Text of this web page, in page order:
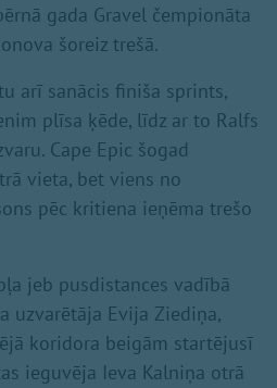
gada Gravel čempionāta
šoreiz trešā.
arī sanācis finiša sprints,
plīsa ķēde, līdz ar to Ralfs
Cape Epic šogad
vieta, bet viens no
pēc kritiena ieņēma trešo
jeb pusdistances vadībā
uzvarētāja Evija Ziediņa,
koridora beigām startējusī
ieguvēja Ieva Kalniņa otrā